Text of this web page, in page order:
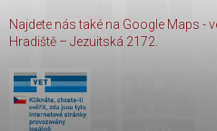
Najdete nás také na Google Maps -
Hradiště – Jezuitská 2172.